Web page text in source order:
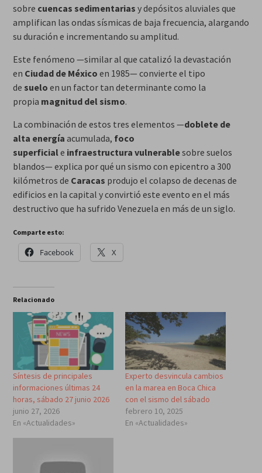
sobre cuencas sedimentarias y depósitos aluviales que
amplifican las ondas sísmicas de baja frecuencia, alargando
su duración e incrementando su amplitud.
Este fenómeno —similar al que catalizó la devastación
en Ciudad de México en 1985— convierte el tipo
de suelo en un factor tan determinante como la
propia magnitud del sismo.
La combinación de estos tres elementos —doblete de
alta energía acumulada, foco
superficiale infraestructura vulnerablesobre suelos
blandos— explica por qué un sismo con epicentro a 300
kilómetros de Caracas produjo el colapso de decenas de
edificios en la capital y convirtió este evento en el más
destructivo que ha sufrido Venezuela en más de un siglo.
Comparte esto:
Facebook X
Relacionado
Síntesis de principales
informaciones últimas 24
horas, sábado 27 junio 2026
junio 27, 2026
En «Actualidades»
Experto desvincula cambios
en la marea en Boca Chica
con el sismo del sábado
febrero 10, 2025
En «Actualidades»